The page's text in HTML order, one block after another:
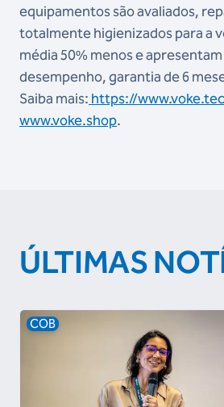
equipamentos são avaliados,
totalmente higienizados para a
média 50% menos e
desempenho, garantia de 6
Saiba mais: https://
www.voke.shop.
ÚLTIMAS
COB